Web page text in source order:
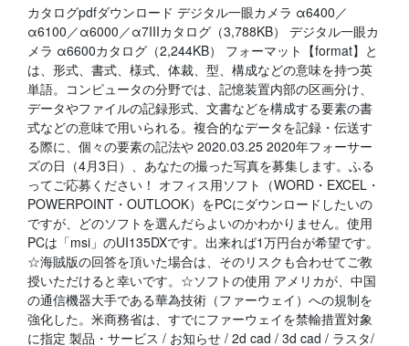
カタログpdfダウンロード デジタル一眼カメラ α6400／
α6100／α6000／α7IIIカタログ（3,788KB） デジタル一眼カ
メラ α6600カタログ（2,244KB） フォーマット【format】と
は、形式、書式、様式、体裁、型、構成などの意味を持つ英
単語。コンピュータの分野では、記憶装置内部の区画分け、
データやファイルの記録形式、文書などを構成する要素の書
式などの意味で用いられる。複合的なデータを記録・伝送す
る際に、個々の要素の記法や 2020.03.25 2020年フォーサー
ズの日（4月3日）、あなたの撮った写真を募集します。ふる
ってご応募ください！ オフィス用ソフト（WORD・EXCEL・
POWERPOINT・OUTLOOK）をPCにダウンロードしたいの
ですが、どのソフトを選んだらよいのかわかりません。使用
PCは「msi」のUI135DXです。出来れば1万円台が希望です。
☆海賊版の回答を頂いた場合は、そのリスクも合わせてご教
授いただけると幸いです。☆ソフトの使用 アメリカが、中国
の通信機器大手である華為技術（ファーウェイ）への規制を
強化した。米商務省は、すでにファーウェイを禁輸措置対象
に指定 製品・サービス / お知らせ / 2d cad / 3d cad / ラスタ/